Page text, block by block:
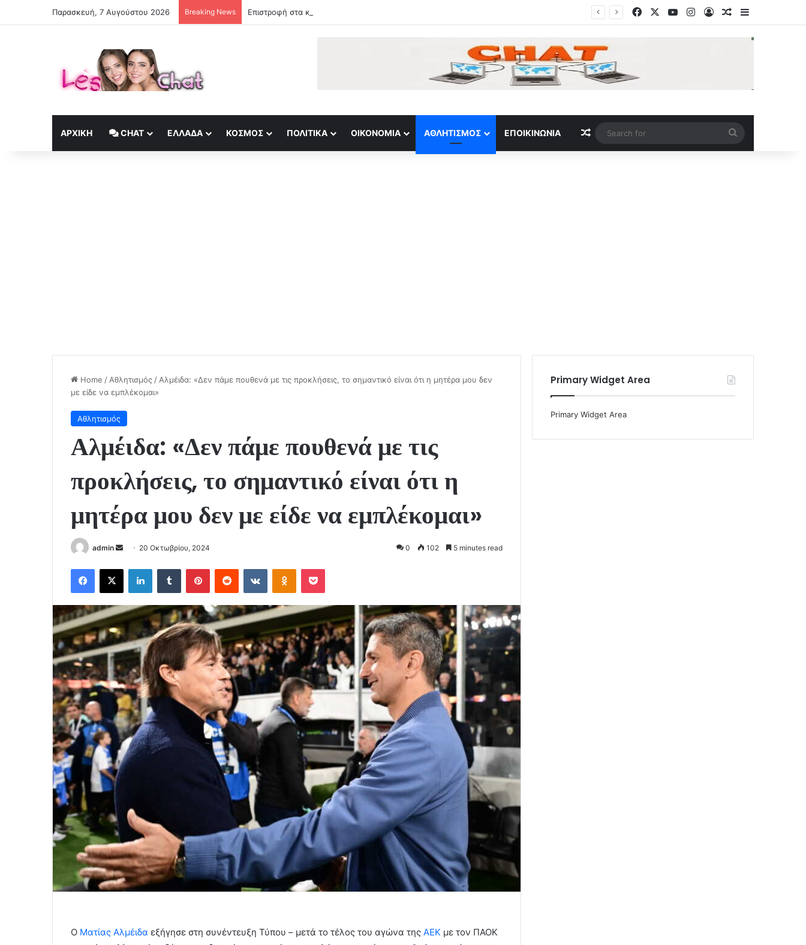
Παρασκευή, 7 Αυγούστου 2026 Breaking News Επιστροφή στα κέρδη και νέο ρεκόρ για S&P 500 FacebookYouTubeInstagram
Log InRandom Article
Sidebar
ΑΡΧΙΚΉ CHAT ΕΛΛΆΔΑ ΚΟΣΜΟΣ ΠΟΛΙΤΙΚΆ ΟΙΚΟΝΟΜΊΑ ΑΘΛΗΤΙΣΜΌΣ ΕΠΟΙΚΙΝΩΝΊΑ Random Article
for
Home / Αθλητισμός / Αλμέιδα: «Δεν πάμε πουθενά με τις προκλήσεις, το σημαντικό είναι ότι η μητέρα μου δεν
με είδε να εμπλέκομαι»
Αθλητισμός
Αλμέιδα: «Δεν πάμε πουθενά με τις
προκλήσεις, το σημαντικό είναι ότι η
μητέρα μου δεν με είδε να εμπλέκομαι»
admin
Send
email
20 Οκτωβρίου, 2024 0 102 5 minutes read
Facebook
X LinkedInTumblr PinterestReddit VKontakteOdnoklassniki
Pocket
Ο Ματίας Αλμέιδα εξήγησε στη συνέντευξη Τύπου – μετά το τέλος του αγώνα της ΑΕΚ με τον ΠΑΟΚ
Primary Widget Area
Primary Widget Area